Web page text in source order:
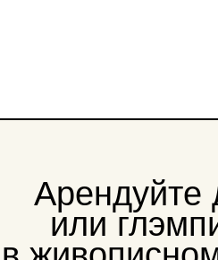
дом
селе
Суздалем